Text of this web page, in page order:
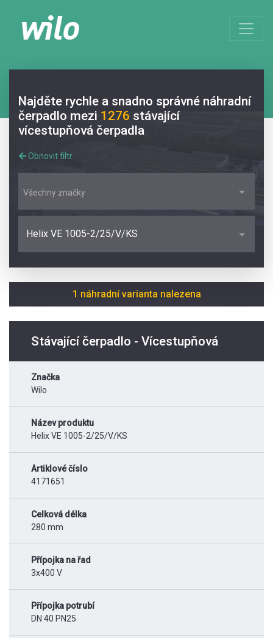
Najděte rychle a snadno správné náhradní
čerpadlo mezi 1276 stávající
vícestupňová čerpadla
Obnovit filtr
Všechny značky
Helix VE 1005-2/25/V/KS
1 náhradní varianta nalezena
Stávající čerpadlo - Vícestupňová
Značka
Wilo
Název produktu
Helix VE 1005-2/25/V/KS
Artiklové číslo
4171651
Celková délka
280 mm
Přípojka na řad
3x400 V
Přípojka potrubí
DN 40 PN25